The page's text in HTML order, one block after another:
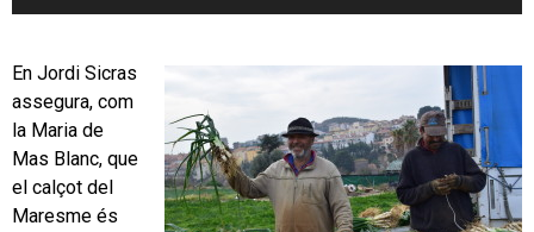
En Jordi Sicras
assegura, com
la Maria de
Mas Blanc, que
el calçot del
Maresme és